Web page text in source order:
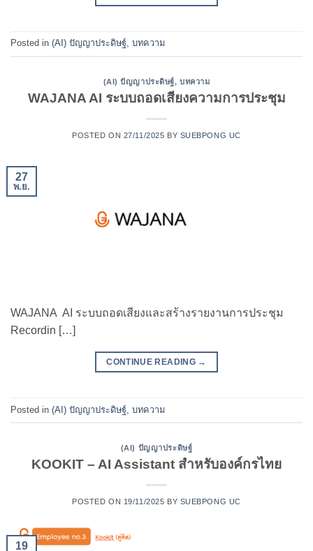
Posted in (AI) ปัญญาประดิษฐ์, บทความ
(AI) ปัญญาประดิษฐ์,บทความ
WAJANA AI ระบบถอดเสียงความการประชุม
POSTED ON 27/11/2025 BY SUEBPONG UC
27
พ.ย.
WAJANA AI ระบบถอดเสียงและสร้างรายงานการประชุม
Recordin […]
CONTINUE READING →
Posted in (AI) ปัญญาประดิษฐ์ บทความ
(AI) ปัญญาประดิษฐ์
KOOKIT – AI Assistant สำหรับองค์กรไทย
POSTED ON 19/11/2025 BY SUEBPONG UC
19